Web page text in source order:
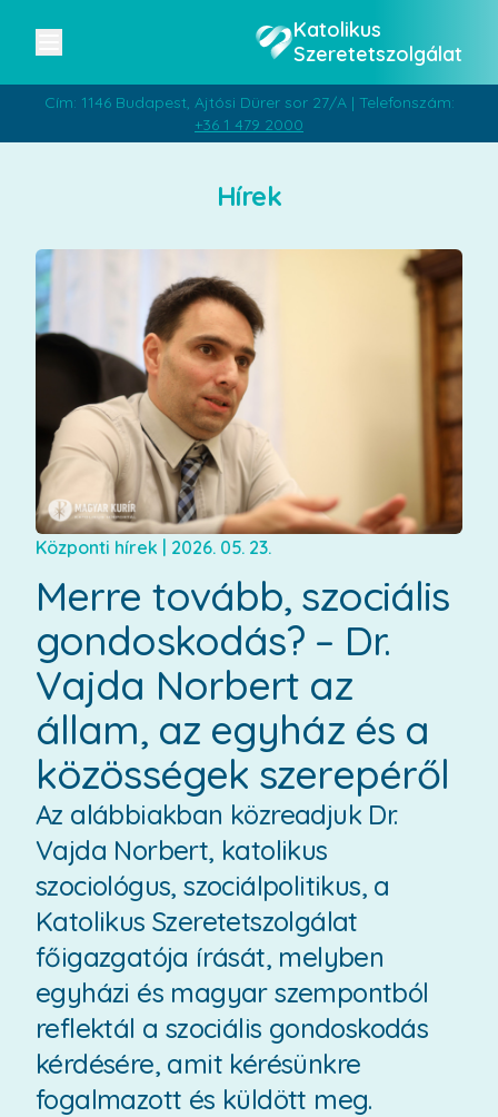
Katolikus
Szeretetszolgálat
Cím: 1146 Budapest, Ajtósi Dürer sor 27/A | Telefonszám:
+36 1 479 2000
Hírek
Központi hírek | 2026. 05. 23.
Merre tovább, szociális
gondoskodás? – Dr.
Vajda Norbert az
állam, az egyház és a
közösségek szerepéről
Az alábbiakban közreadjuk Dr.
Vajda Norbert, katolikus
szociológus, szociálpolitikus, a
Katolikus Szeretetszolgálat
főigazgatója írását, melyben
egyházi és magyar szempontból
reflektál a szociális gondoskodás
kérdésére, amit kérésünkre
fogalmazott és küldött meg.